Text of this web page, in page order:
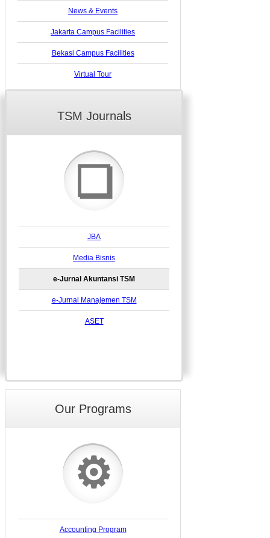
News & Events
Jakarta Campus Facilities
Bekasi Campus Facilities
Virtual Tour
TSM Journals
❏
JBA
Media Bisnis
e-Jurnal Akuntansi TSM
e-Jurnal Manajemen TSM
ASET
Our Programs
⚙
Accounting Program